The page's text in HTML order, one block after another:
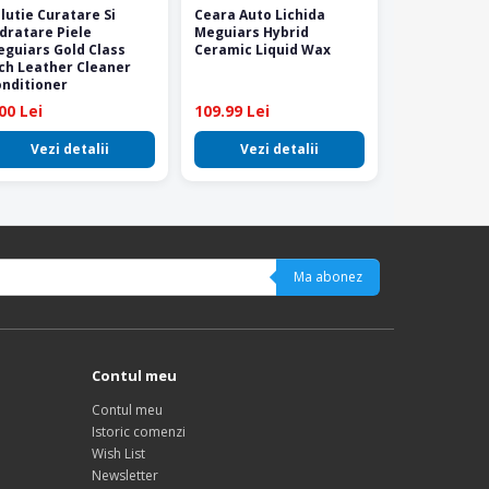
Curatare Si
Piele
Gold Class
Leather Cleaner
Lei
Vezi detalii
Ceara Auto Lichida
Meguiars Hybrid
Ceramic Liquid Wax
109.99 Lei
Vezi detalii
Ma abonez
Contul meu
Contul meu
Istoric comenzi
Wish List
Newsletter